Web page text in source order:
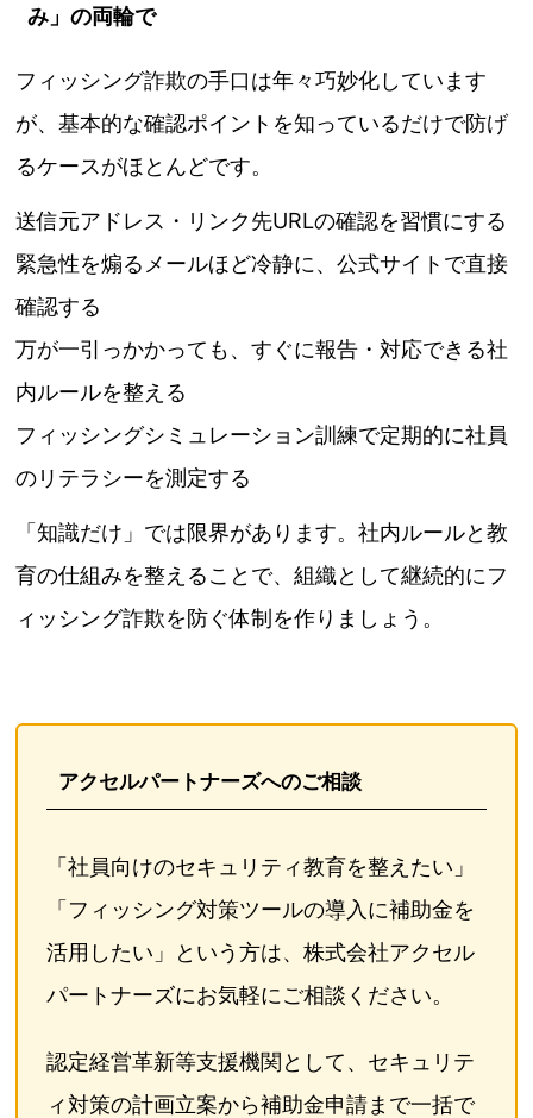
み」の両輪で
フィッシング詐欺の手口は年々巧妙化しています
が、基本的な確認ポイントを知っているだけで防げ
るケースがほとんどです。
送信元アドレス・リンク先URLの確認を習慣にする
緊急性を煽るメールほど冷静に、公式サイトで直接
確認する
万が一引っかかっても、すぐに報告・対応できる社
内ルールを整える
フィッシングシミュレーション訓練で定期的に社員
のリテラシーを測定する
「知識だけ」では限界があります。社内ルールと教
育の仕組みを整えることで、組織として継続的にフ
ィッシング詐欺を防ぐ体制を作りましょう。
アクセルパートナーズへのご相談
「社員向けのセキュリティ教育を整えたい」
「フィッシング対策ツールの導入に補助金を
活用したい」という方は、株式会社アクセル
パートナーズにお気軽にご相談ください。
認定経営革新等支援機関として、セキュリテ
ィ対策の計画立案から補助金申請まで一括で